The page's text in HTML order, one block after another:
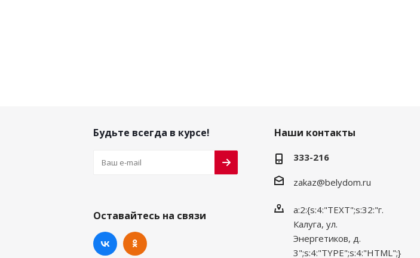
Будьте всегда в курсе!
Оставайтесь на связи
Наши контакты
333-216
zakaz@belydom.ru
a:2:{s:4:"TEXT";s:32:"г.
Калуга, ул.
Энергетиков, д.
3";s:4:"TYPE";s:4:"HTML";}